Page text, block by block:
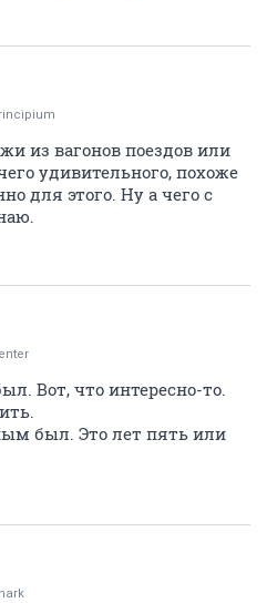
из вагонов поездов или
удивительного, похоже
для этого. Ну а чего с
Вот, что интересно-то.
был. Это лет пять или